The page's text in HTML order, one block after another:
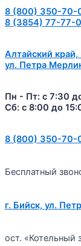
8 (800) 350-70-
8 (3854) 77-77-
Алтайский край,
ул. Петра
Пн - Пт: с 7:30
Сб: с 8:00 до
8 (800) 350-70-
Бесплатный
г. Бийск, ул.
ост. «Котельный